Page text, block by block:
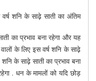
शनि के साढ़े साती का अंतिम
का प्रभाव बना रहेगा और यह
के लिए इस वर्ष शनि के साढ़े
शनि के साढ़े साती का प्रभाव बना
. धन के मामलों को यदि छोड़